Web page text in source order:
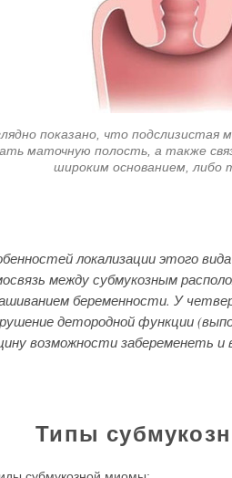
показано, что
маточную полость, а также
широким основанием, либо
локализации этого
между субмукозным
беременности. У
детородной функции
возможности забеременеть и
Типы